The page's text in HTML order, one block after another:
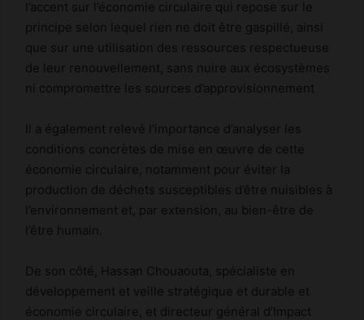
l’accent sur l’économie circulaire qui repose sur le
principe selon lequel rien ne doit être gaspillé, ainsi
que sur une utilisation des ressources respectueuse
de leur renouvellement, sans nuire aux écosystèmes
ni compromettre les sources d’approvisionnement
Il a également relevé l’importance d’analyser les
conditions concrètes de mise en œuvre de cette
économie circulaire, notamment pour éviter la
production de déchets susceptibles d’être nuisibles à
l’environnement et, par extension, au bien-être de
l’être humain.
De son côté, Hassan Chouaouta, spécialiste en
développement et veille stratégique et durable et
économie circulaire, et directeur général d’Impact